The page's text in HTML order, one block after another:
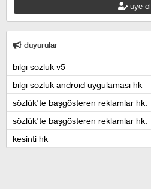
üye ol
duyurular
bilgi sözlük v5
bilgi sözlük android uygulaması hk
sözlük'te başgösteren reklamlar hk.
sözlük'te başgösteren reklamlar hk.
kesinti hk